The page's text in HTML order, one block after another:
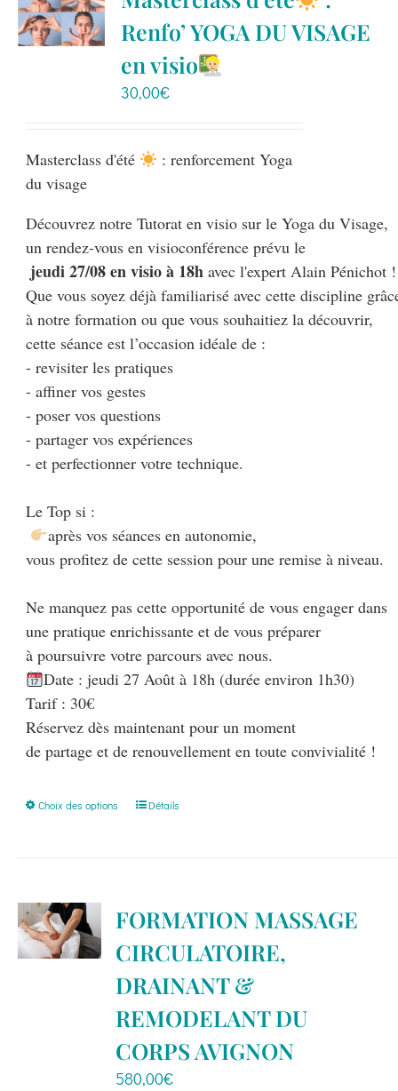
Boutique
Renfo’ YOGA DU VISAGE
en visio
30,00€
Masterclass d'été
: renforcement Yoga
du visage
Découvrez notre Tutorat en visio sur le Yoga du Visage,
un rendez-vous en visioconférence prévu le
jeudi 27/08 en visio à 18h avec l'expert Alain Pénichot !
Que vous soyez déjà familiarisé avec cette discipline
à notre formation ou que vous souhaitiez la découvrir,
cette séance est l’occasion idéale de :
- revisiter les pratiques
- affiner vos gestes
- poser vos questions
- partager vos expériences
- et perfectionner votre technique.
Le Top si :
après vos séances en autonomie,
vous profitez de cette session pour une remise à niveau.
Ne manquez pas cette opportunité de vous engager dans
une pratique enrichissante et de vous préparer
Date : jeudi 27 Août à 18h (durée environ 1h30)
Tarif : 30€
Réservez dès maintenant pour un moment
de partage et de renouvellement en toute convivialité !
Choix des options
Ce
Les
options
peuvent
être
choisies
sur
la
Détails
FORMATION MASSAGE
CIRCULATOIRE,
DRAINANT &
REMODELANT DU
CORPS AVIGNON
580,00€